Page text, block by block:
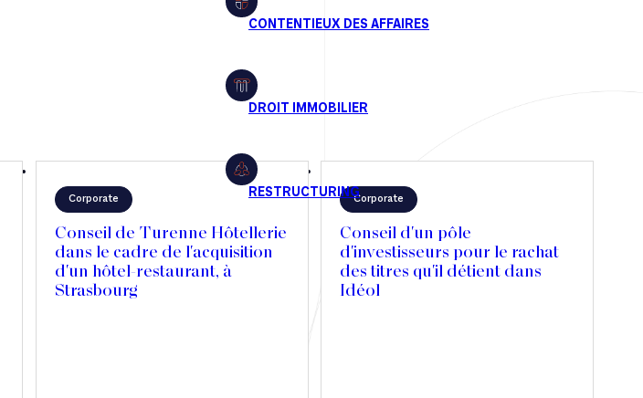
Corporate
Conseil de Turenne Hôtellerie
dans le cadre de l'acquisition
d'un hôtel-restaurant, à
Strasbourg
Corporate
Conseil d'un pôle
d'investisseurs pour le rachat
des titres qu'il détient dans
Idéol